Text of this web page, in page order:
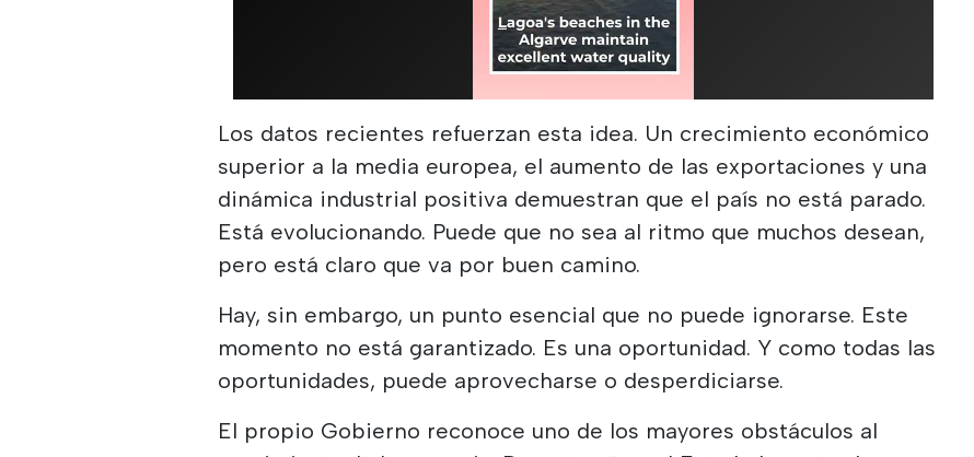
Los datos recientes refuerzan esta idea. Un crecimiento económico
superior a la media europea, el aumento de las exportaciones y una
dinámica industrial positiva demuestran que el país no está parado.
Está evolucionando. Puede que no sea al ritmo que muchos desean,
pero está claro que va por buen camino.
Hay, sin embargo, un punto esencial que no puede ignorarse. Este
momento no está garantizado. Es una oportunidad. Y como todas las
oportunidades, puede aprovecharse o desperdiciarse.
El propio Gobierno reconoce uno de los mayores obstáculos al